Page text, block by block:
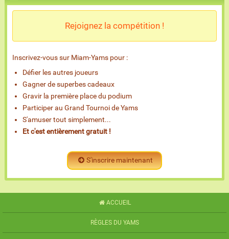
Rejoignez la compétition !
Inscrivez-vous sur Miam-Yams pour :
Défier les autres joueurs
Gagner de superbes cadeaux
Gravir la première place du podium
Participer au Grand Tournoi de Yams
S'amuser tout simplement...
Et c'est entièrement gratuit !
S'inscrire maintenant
ACCUEIL
RÈGLES DU YAMS